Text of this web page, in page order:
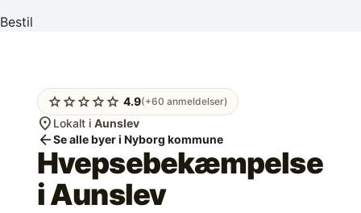
Bestil
starstarstarstarstar 4.9(+60 anmeldelser)
location_on Lokalt i Aunslev
arrow_backSe alle byer i Nyborg kommune
Hvepsebekæmpelse
iAunslev